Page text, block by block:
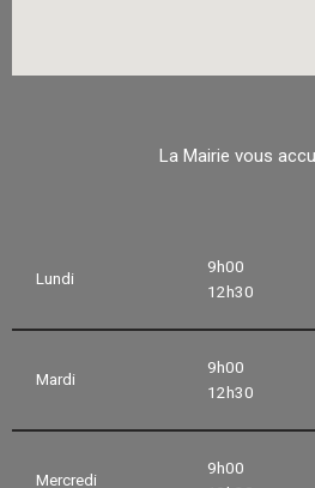
La Mairie vous
Lundi
9h00
12h30
Mardi
9h00
12h30
Mercredi
9h00